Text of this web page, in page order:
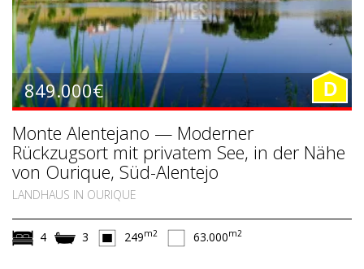
849.000€ D
Monte Alentejano — Moderner
Rückzugsort mit privatem See, in der Nähe
von Ourique, Süd-Alentejo
LANDHAUS IN OURIQUE
4 3 249m2 63.000m2